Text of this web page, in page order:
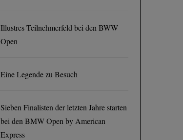
Illustres Teilnehmerfeld bei den BWW
Open
Eine Legende zu Besuch
Sieben Finalisten der letzten Jahre starten
bei den BMW Open by American
Express